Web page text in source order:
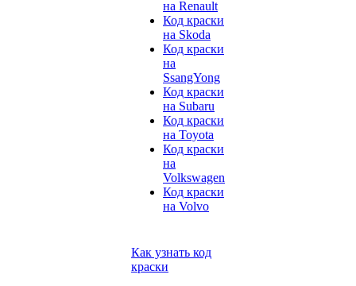
на Renault
Код краски
на Skoda
Код краски
на
SsangYong
Код краски
на Subaru
Код краски
на Toyota
Код краски
на
Volkswagen
Код краски
на Volvo
Как узнать код
краски